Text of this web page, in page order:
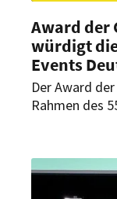
Award der
würdigt
Events
Der Award
Rahmen des
Kreativität